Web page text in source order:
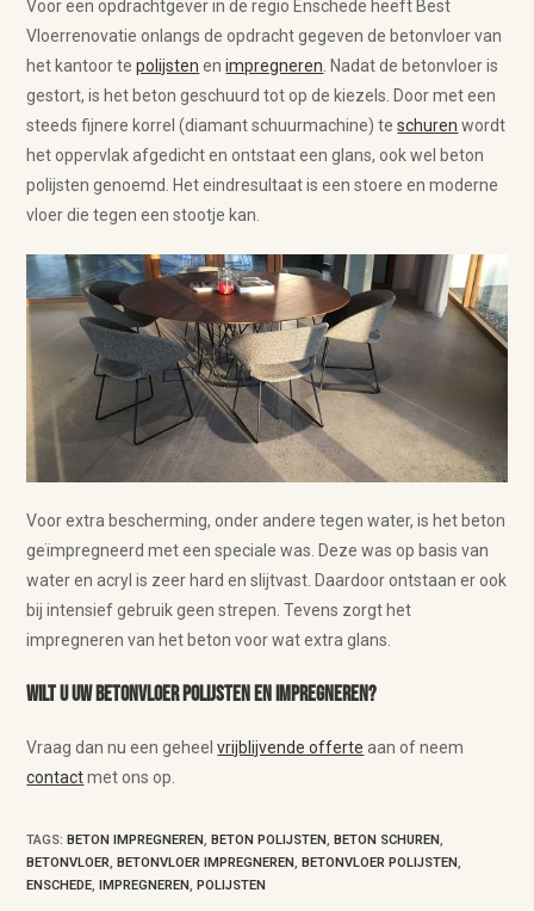
Voor een opdrachtgever in de regio Enschede heeft Best
Vloerrenovatie onlangs de opdracht gegeven de betonvloer van
het kantoor tepolijsten enimpregneren . Nadat de betonvloer is
gestort, is het beton geschuurd tot op de kiezels. Door met een
steeds fijnere korrel (diamant schuurmachine) teschuren wordt
het oppervlak afgedicht en ontstaat een glans, ook wel beton
polijsten genoemd. Het eindresultaat is een stoere en moderne
vloer die tegen een stootje kan.
Voor extra bescherming, onder andere tegen water, is het beton
geïmpregneerd met een speciale was. Deze was op basis van
water en acryl is zeer hard en slijtvast. Daardoor ontstaan er ook
bij intensief gebruik geen strepen. Tevens zorgt het
impregneren van het beton voor wat extra glans.
Wilt u uw betonvloer polijsten en impregneren?
Vraag dan nu een geheelvrijblijvende offerte aan of neem
contactmet ons op.
TAGS:BETON IMPREGNEREN, BETON POLIJSTEN, BETON SCHUREN,
BETONVLOER, BETONVLOER IMPREGNEREN, BETONVLOER POLIJSTEN,
ENSCHEDE, IMPREGNEREN, POLIJSTEN